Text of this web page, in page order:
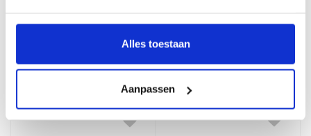
Alles toestaan
Aanpassen